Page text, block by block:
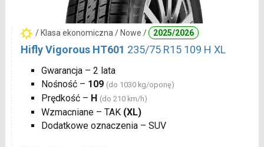
/ Klasa ekonomiczna / Nowe / 2025/2026
Hifly Vigorous HT601 235/75 R15 109 H XL
Gwarancja – 2 lata
Nośność – 109 (do 1030 kg/oponę)
Prędkość – H (do 210 km/h)
Wzmacniane – TAK (XL)
Dodatkowe oznaczenia – SUV